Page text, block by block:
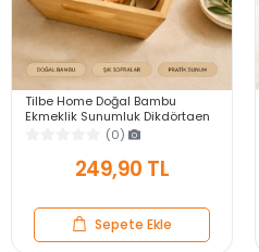
Tilbe Home Doğal Bambu
Ekmeklik Sunumluk Dikdörtgen
Kahvaltı ve Servis Sepeti
(0)
249,90 TL
Sepete Ekle